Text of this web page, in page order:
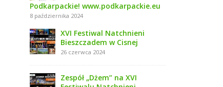
Podkarpackie! www.podkarpackie.eu
8 października 2024
XVI Festiwal Natchnieni
Bieszczadem w Cisnej
26 czerwca 2024
Zespół „Dżem” na XVI